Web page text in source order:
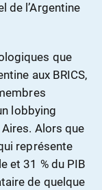
de l’Argentine
que
aux BRICS,
lobbying
Alors que
représente
et 31 % du PIB
de quelque